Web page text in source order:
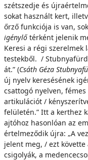
szétszedje és
sokat használt kert,
őrző funkciója is van,
igénylő térként jelenik
Keresi a régi szerelmek
testekből. /
át.” (Csáth Géza
új nyelv keresésének
csattogó nyelven,
artikulációt /
felületén.” Itt a kerthez
ajtóhoz hasonlóan az
értelmeződik újra: „A
jelent meg, / ezt
csigolyák, a